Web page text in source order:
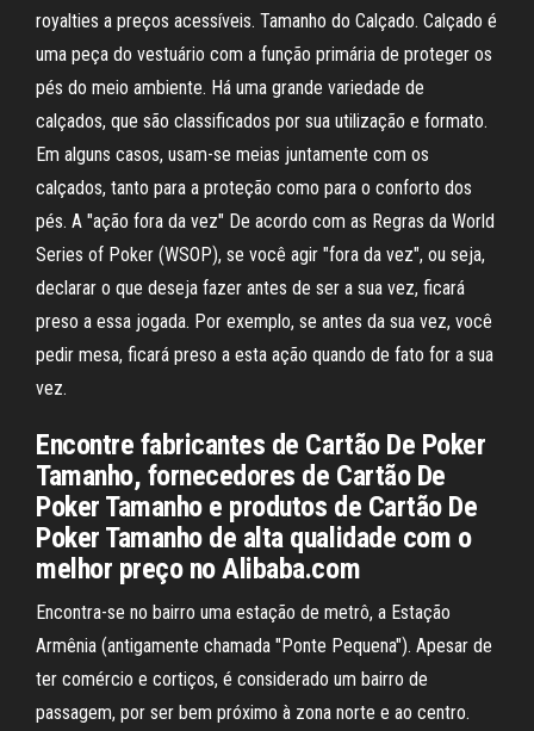
royalties a preços acessíveis. Tamanho do Calçado. Calçado é
uma peça do vestuário com a função primária de proteger os
pés do meio ambiente. Há uma grande variedade de
calçados, que são classificados por sua utilização e formato.
Em alguns casos, usam-se meias juntamente com os
calçados, tanto para a proteção como para o conforto dos
pés. A "ação fora da vez" De acordo com as Regras da World
Series of Poker (WSOP), se você agir "fora da vez", ou seja,
declarar o que deseja fazer antes de ser a sua vez, ficará
preso a essa jogada. Por exemplo, se antes da sua vez, você
pedir mesa, ficará preso a esta ação quando de fato for a sua
vez.
Encontre fabricantes de Cartão De Poker
Tamanho, fornecedores de Cartão De
Poker Tamanho e produtos de Cartão De
Poker Tamanho de alta qualidade com o
melhor preço no Alibaba.com
Encontra-se no bairro uma estação de metrô, a Estação
Armênia (antigamente chamada "Ponte Pequena"). Apesar de
ter comércio e cortiços, é considerado um bairro de
passagem, por ser bem próximo à zona norte e ao centro.